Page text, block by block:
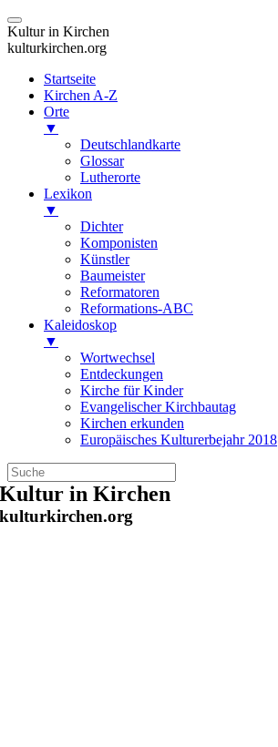
Kultur in Kirchen
kulturkirchen.org
Startseite
Kirchen A-Z
Orte
▼
Deutschlandkarte
Glossar
Lutherorte
Lexikon
▼
Dichter
Komponisten
Künstler
Baumeister
Reformatoren
Reformations-ABC
Kaleidoskop
▼
Wortwechsel
Entdeckungen
Kirche für Kinder
Evangelischer Kirchbautag
Kirchen erkunden
Europäisches Kulturerbejahr 2018
Zum
Inhalt
springen
Kultur in Kirchen
kulturkirchen.org